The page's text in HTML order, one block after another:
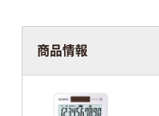
商品情報